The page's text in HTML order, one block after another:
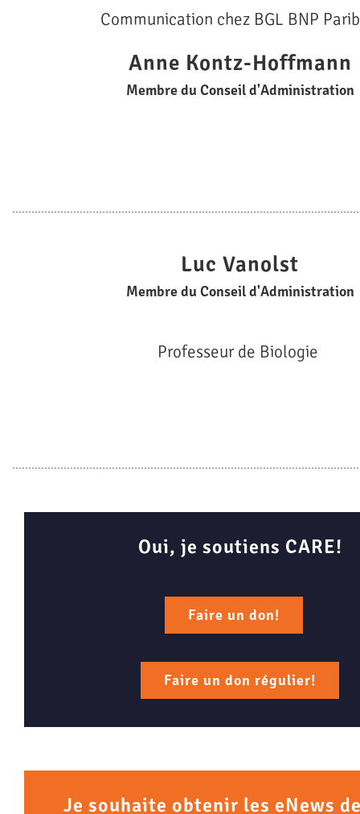
Communication chez BGL BNP
Anne Kontz-Hoffmann
Membre du Conseil d'Administration
Luc Vanolst
Membre du Conseil d'Administration
Professeur de Biologie
Oui, je soutiens CARE!
Faire un don!
Faire un don régulier!
Je souhaite obtenir les eNews